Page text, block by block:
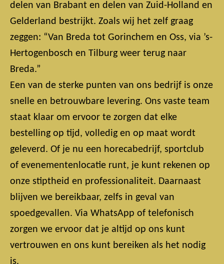
delen van Brabant en delen van Zuid-Holland en
Gelderland bestrijkt. Zoals wij het zelf graag
zeggen: “Van Breda tot Gorinchem en Oss, via ’s-
Hertogenbosch en Tilburg weer terug naar
Breda.”
Een van de sterke punten van ons bedrijf is onze
snelle en betrouwbare levering. Ons vaste team
staat klaar om ervoor te zorgen dat elke
bestelling op tijd, volledig en op maat wordt
geleverd. Of je nu een horecabedrijf, sportclub
of evenementenlocatie runt, je kunt rekenen op
onze stiptheid en professionaliteit. Daarnaast
blijven we bereikbaar, zelfs in geval van
spoedgevallen. Via WhatsApp of telefonisch
zorgen we ervoor dat je altijd op ons kunt
vertrouwen en ons kunt bereiken als het nodig
is.